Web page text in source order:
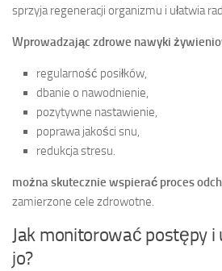
sprzyja regeneracji organizmu i ułatwia
Wprowadzając zdrowe nawyki
regularność posiłków,
dbanie o nawodnienie,
pozytywne nastawienie,
poprawa jakości snu,
redukcja stresu.
można skutecznie wspierać proces
zamierzone cele zdrowotne.
Jak monitorować postępy
jo?